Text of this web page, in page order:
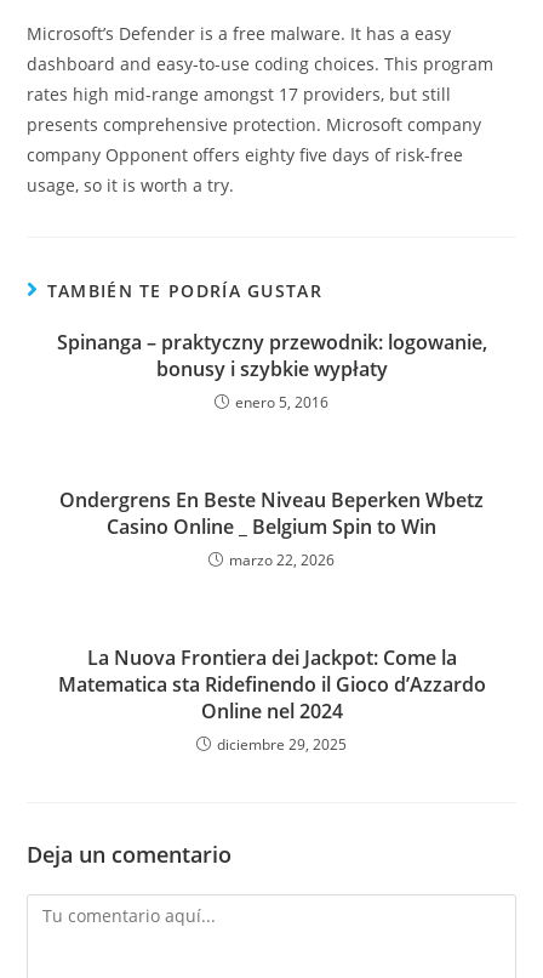
Microsoft’s Defender is a free malware. It has a easy
dashboard and easy-to-use coding choices. This program
rates high mid-range amongst 17 providers, but still
presents comprehensive protection. Microsoft company
company Opponent offers eighty five days of risk-free
usage, so it is worth a try.
TAMBIÉN TE PODRÍA GUSTAR
Spinanga – praktyczny przewodnik: logowanie,
bonusy i szybkie wypłaty
enero 5, 2016
Ondergrens En Beste Niveau Beperken Wbetz
Casino Online _ Belgium Spin to Win
marzo 22, 2026
La Nuova Frontiera dei Jackpot: Come la
Matematica sta Ridefinendo il Gioco d’Azzardo
Online nel 2024
diciembre 29, 2025
Deja un comentario